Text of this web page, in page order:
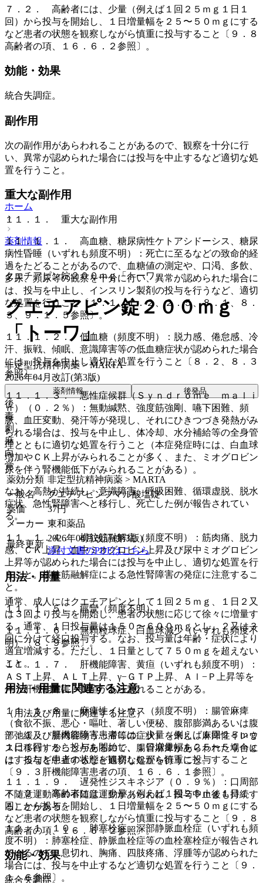
７．２． 高齢者には、少量（例えば１回２５ｍｇ１日１
回）から投与を開始し、１日増量幅を２５〜５０ｍｇにする
など患者の状態を観察しながら慎重に投与すること〔９．８
高齢者の項、１６．６．２参照〕。
効能・効果
統合失調症。
副作用
次の副作用があらわれることがあるので、観察を十分に行
い、異常が認められた場合には投与を中止するなど適切な処
置を行うこと。
重大な副作用
１１．１． 重大な副作用
１１．１．１． 高血糖、糖尿病性ケトアシドーシス、糖尿
病性昏睡（いずれも頻度不明）：死亡に至るなどの致命的経
過をたどることがあるので、血糖値の測定や、口渇、多飲、
多尿、頻尿等の観察を十分に行い、異常が認められた場合に
は、投与を中止し、インスリン製剤の投与を行うなど、適切
な処置を行うこと〔１．１、１．２、２．５、８．１、８．
３、９．１．５参照〕。
１１．１．２． 低血糖（頻度不明）：脱力感、倦怠感、冷
汗、振戦、傾眠、意識障害等の低血糖症状が認められた場合
には、投与を中止し適切な処置を行うこと〔８．２、８．３
参照〕。
１１．１．３． 悪性症候群（Ｓｙｎｄｒｏｍｅ ｍａｌｉ
ｎ）（０．２％）：無動緘黙、強度筋強剛、嚥下困難、頻
脈、血圧変動、発汗等が発現し、それにひきつづき発熱がみ
られる場合は、投与を中止し、体冷却、水分補給等の全身管
理とともに適切な処置を行うこと（本症発症時には、白血球
増加やＣＫ上昇がみられることが多く、また、ミオグロビン
尿を伴う腎機能低下がみられることがある）。
なお、高熱が持続し、意識障害、呼吸困難、循環虚脱、脱水
症状、急性腎障害へと移行し、死亡した例が報告されてい
る。
１１．１．４． 横紋筋融解症（頻度不明）：筋肉痛、脱力
感、ＣＫ上昇、血中ミオグロビン上昇及び尿中ミオグロビン
上昇等が認められた場合には投与を中止し、適切な処置を行
うこと。横紋筋融解症による急性腎障害の発症に注意するこ
と。
１１．１．５． 痙攣（頻度不明）。
１１．１．６． 無顆粒球症、白血球減少（いずれも頻度不
明）〔８．９参照〕。
１１．１．７． 肝機能障害、黄疸（いずれも頻度不明）：
ＡＳＴ上昇、ＡＬＴ上昇、γ−ＧＴＰ上昇、Ａｌ−Ｐ上昇等を
伴う肝機能障害、黄疸があらわれることがある。
１１．１．８． 麻痺性イレウス（頻度不明）：腸管麻痺
（食欲不振、悪心・嘔吐、著しい便秘、腹部膨満あるいは腹
部弛緩及び腸内容物うっ滞等の症状）を来し、麻痺性イレウ
スに移行することがあるので、腸管麻痺があらわれた場合に
は、投与を中止するなど適切な処置を行うこと。
１１．１．９． 遅発性ジスキネジア（０．９％）：口周部
不随意運動等の不随意運動があらわれ、投与中止後も持続す
ることがある。
１１．１．１０． 肺塞栓症、深部静脈血栓症（いずれも頻
度不明）：肺塞栓症、静脈血栓症等の血栓塞栓症が報告され
ているので、息切れ、胸痛、四肢疼痛、浮腫等が認められた
場合には、投与を中止するなど適切な処置を行うこと〔９．
１．６参照〕。
ホーム
薬剤情報
クエチアピン錠２００ｍｇ「トーワ」
クエチアピン錠２００ｍｇ
「トーワ」
非定型抗精神病薬 > MARTA
2026年04月改訂(第3版)
薬剤情報 後発品
後
毒
劇
麻
向
覚
薬効分類 非定型抗精神病薬 > MARTA
一般名
クエチアピンフマル酸塩錠
薬価
37円
メーカー 東和薬品
最終更新
2026年04月改訂(第3版)
添付文書のPDFはこちら
用法・用量
通常、成人にはクエチアピンとして１回２５ｍｇ、１日２又
は３回より投与を開始し、患者の状態に応じて徐々に増量す
る。通常、１日投与量は１５０〜６００ｍｇとし、２又は３
回に分けて経口投与する。なお、投与量は年齢・症状により
適宜増減する。ただし、１日量として７５０ｍｇを超えない
こと。
用法・用量に関連する注意
（用法及び用量に関連する注意）
７．１． 肝機能障害患者には、少量（例えば１回２５ｍｇ
１日１回）から投与を開始し、１日増量幅を２５〜５０ｍｇ
にするなど患者の状態を観察しながら慎重に投与すること
〔９．３肝機能障害患者の項、１６．６．１参照〕。
７．２． 高齢者には、少量（例えば１回２５ｍｇ１日１
回）から投与を開始し、１日増量幅を２５〜５０ｍｇにする
など患者の状態を観察しながら慎重に投与すること〔９．８
高齢者の項、１６．６．２参照〕。
効能・効果
統合失調症。